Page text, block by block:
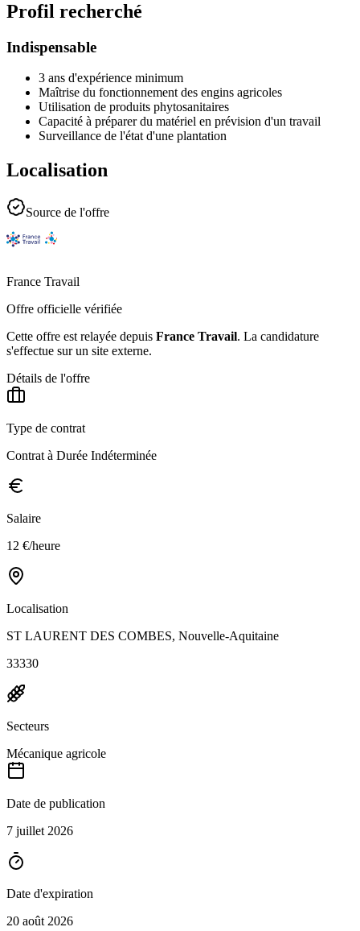
Profil recherché
Indispensable
3 ans d'expérience minimum
Maîtrise du fonctionnement des engins agricoles
Utilisation de produits phytosanitaires
Capacité à préparer du matériel en prévision d'un travail
Surveillance de l'état d'une plantation
Localisation
Source de l'offre
France Travail
Offre officielle vérifiée
Cette offre est relayée depuis France Travail. La candidature
s'effectue sur un site externe.
Détails de l'offre
Type de contrat
Contrat à Durée Indéterminée
Salaire
12 €/heure
Localisation
ST LAURENT DES COMBES, Nouvelle-Aquitaine
33330
Secteurs
Mécanique agricole
Date de publication
7 juillet 2026
Date d'expiration
20 août 2026